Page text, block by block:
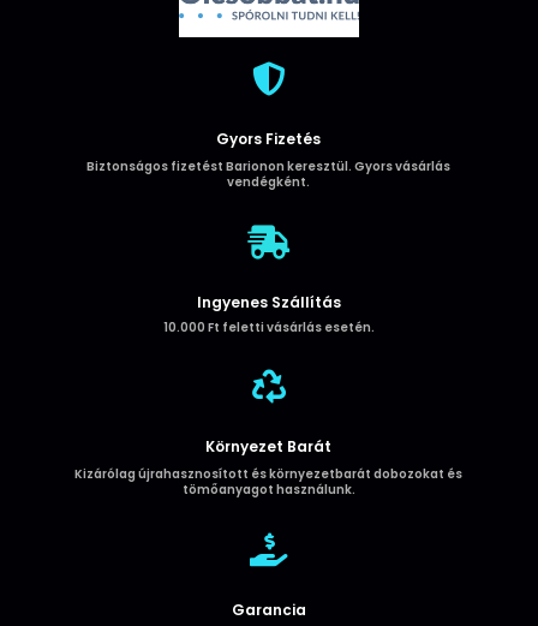

Gyors Fizetés
Biztonságos fizetést Barionon keresztül. Gyors vásárlás
vendégként.

Ingyenes Szállítás
10.000 Ft feletti vásárlás esetén.

Környezet Barát
Kizárólag újrahasznosított és környezetbarát dobozokat és
tömőanyagot használunk.

Garancia